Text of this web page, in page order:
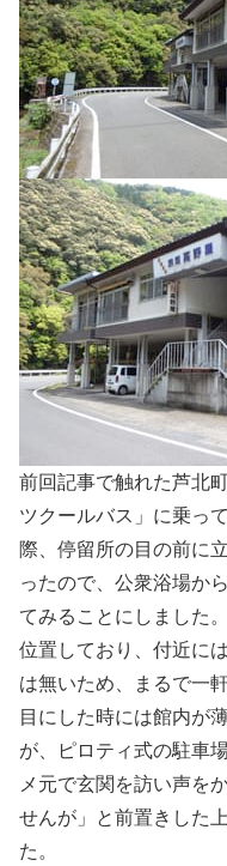
前回記事で触れた芦北
ツクールバス」に乗っ
際、停留所の目の前に
ったので、公衆浴場か
てみることにしました
位置しており、付近に
は無いため、まるで一
目にした時には館内が
が、ピロティ式の駐車
メ元で玄関を訪い声を
せんが」と前置きした
た。